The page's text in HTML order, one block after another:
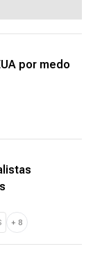
por medo
+ 8